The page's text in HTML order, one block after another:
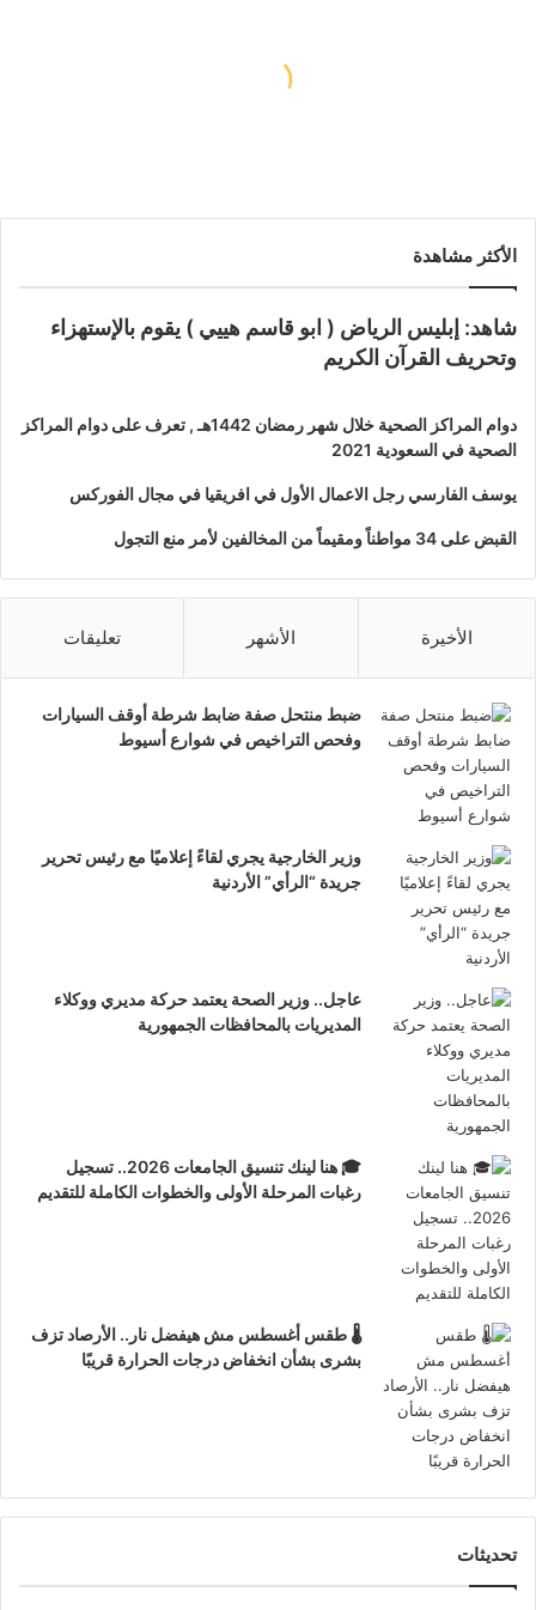
الأكثر مشاهدة
شاهد: إبليس الرياض ( ابو قاسم هييي ) يقوم بالإستهزاء
وتحريف القرآن الكريم
دوام المراكز الصحية خلال شهر رمضان 1442هـ , تعرف على دوام المراكز
الصحية في السعودية 2021
يوسف الفارسي رجل الاعمال الأول في افريقيا في مجال الفوركس
القبض على 34 مواطناً ومقيماً من المخالفين لأمر منع التجول
الأخيرة الأشهر تعليقات
ضبط منتحل صفة ضابط شرطة أوقف السيارات
وفحص التراخيص في شوارع أسيوط
وزير الخارجية يجري لقاءً إعلاميًا مع رئيس تحرير
جريدة “الرأي” الأردنية
عاجل.. وزير الصحة يعتمد حركة مديري ووكلاء
المديريات بالمحافظات الجمهورية
🎓 هنا لينك تنسيق الجامعات 2026.. تسجيل
رغبات المرحلة الأولى والخطوات الكاملة للتقديم
🌡️ طقس أغسطس مش هيفضل نار.. الأرصاد تزف
بشرى بشأن انخفاض درجات الحرارة قريبًا
تحديثات